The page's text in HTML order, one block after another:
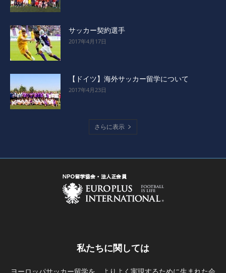
サッカー契約選手
2017年4月17日
【ドイツ】海外サッカー留学について
2017年4月23日
さらに表示
私たちに関しては